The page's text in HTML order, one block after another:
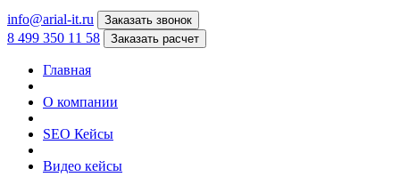
info@arial-it.ru Заказать звонок
8 499 350 11 58 Заказать расчет
Главная
О компании
SEO Кейсы
Видео кейсы